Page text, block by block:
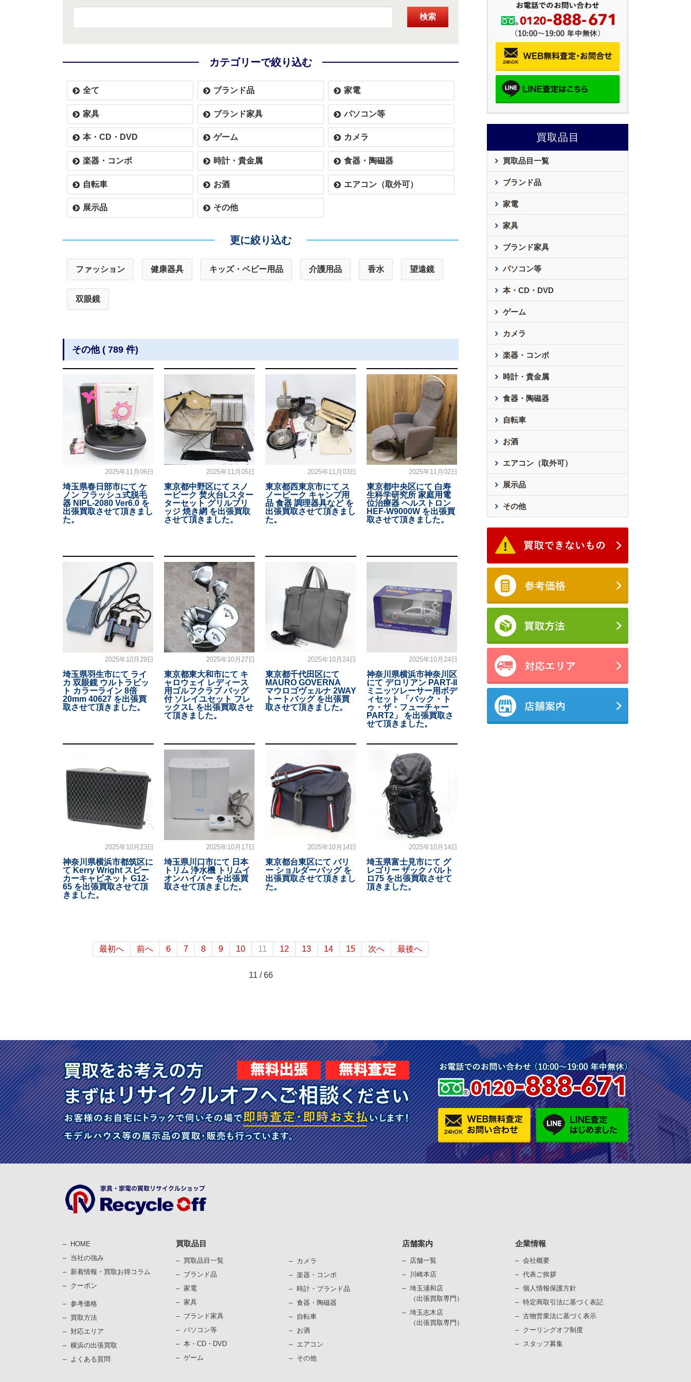
検索
カテゴリーで絞り込む
全て ブランド品 家電
家具 ブランド家具 パソコン等
本・CD・DVD ゲーム カメラ
楽器・コンボ 時計・貴金属 食器・陶磁器
自転車 お酒 エアコン（取外可）
展示品 その他
更に絞り込む
ファッション 健康器具 キッズ・ベビー用品 介護用品 香水 望遠鏡
双眼鏡
その他 ( 789 件)
2025年11月06日
埼玉県春日部市にて ケ
ノン フラッシュ式脱毛
器 NIPL-2080 Ver6.0 を
出張買取させて頂きまし
た。
2025年11月05日
東京都中野区にて スノ
ーピーク 焚火台Lスター
ターセット グリルブリ
ッジ 焼き網 を出張買取
させて頂きました。
2025年11月03日
東京都西東京市にて ス
ノーピーク キャンプ用
品 食器 調理器具など を
出張買取させて頂きまし
た。
2025年11月02日
東京都中央区にて 白寿
生科学研究所 家庭用電
位治療器 ヘルストロン
HEF-W9000W を出張買
取させて頂きました。
2025年10月29日
埼玉県羽生市にて ライ
カ 双眼鏡 ウルトラビッ
ト カラーライン 8倍
20mm 40627 を出張買
取させて頂きました。
2025年10月27日
東京都東大和市にて キ
ャロウェイ レディース
用ゴルフクラブ バッグ
付 ソレイユセット フレ
ックスL を出張買取させ
て頂きました。
2025年10月24日
東京都千代田区にて
MAURO GOVERNA
マウロゴヴェルナ 2WAY
トートバッグ を出張買
取させて頂きました。
2025年10月24日
神奈川県横浜市神奈川区
にて デロリアン PART-II
ミニッツレーサー用ボデ
ィセット 「バック・ト
ゥ・ザ・フューチャー
PART2」 を出張買取さ
せて頂きました。
2025年10月23日
神奈川県横浜市都筑区に
て Kerry Wright スピー
カーキャビネット G12-
65 を出張買取させて頂
きました。
2025年10月17日
埼玉県川口市にて 日本
トリム 浄水機 トリムイ
オンハイパー を出張買
取させて頂きました。
2025年10月14日
東京都台東区にて バリ
ー ショルダーバッグ を
出張買取させて頂きまし
た。
2025年10月14日
埼玉県富士見市にて グ
レゴリー ザック バルト
ロ75 を出張買取させて
頂きました。
最初へ 前へ 6 7 8 9 10 11 12 13 14 15 次へ 最後へ
11 / 66
買取品目
買取品目一覧
ブランド品
家電
家具
ブランド家具
パソコン等
本・CD・DVD
ゲーム
カメラ
楽器・コンボ
時計・貴金属
食器・陶磁器
自転車
お酒
エアコン（取外可）
展示品
その他
HOME
当社の強み
新着情報・買取お得コラム
クーポン
参考価格
買取⽅法
対応エリア
横浜の出張買取
よくある質問
買取品目
買取品目一覧
ブランド品
家電
家具
ブランド家具
パソコン等
本・CD・DVD
ゲーム
カメラ
楽器・コンポ
時計・ブランド品
⾷器・陶磁器
⾃転⾞
お酒
エアコン
その他
店舗案内
店舗一覧
川崎本店
埼玉浦和店
（出張買取専門）
埼玉志木店
（出張買取専門）
企業情報
会社概要
代表ご挨拶
個⼈情報保護⽅針
特定商取引法に基づく表記
古物営業法に基づく表⽰
クーリングオフ制度
スタッフ募集